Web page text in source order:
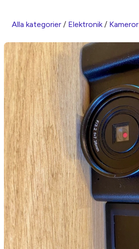
Alla kategorier / Elektronik/ Kameror